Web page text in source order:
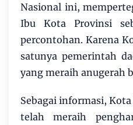
Nasional ini,
Ibu Kota Provinsi
percontohan. Karena
satunya pemerintah
yang meraih anugerah
Sebagai informasi,
telah meraih